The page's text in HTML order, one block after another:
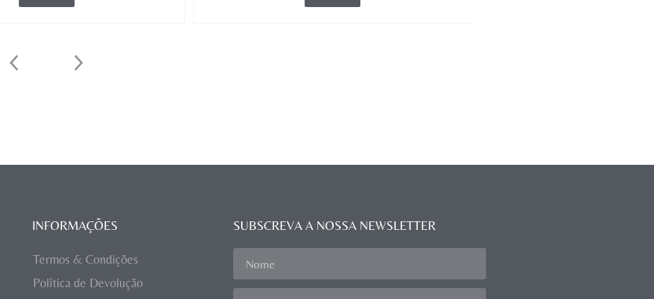
INFORMAÇÕES
Termos & Condições
Política de Devolução
SUBSCREVA A NOSSA NEWSLETTER